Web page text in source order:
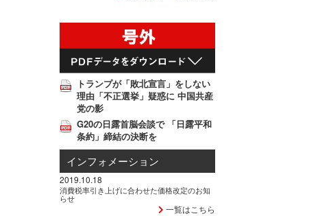
トランプが「敗北宣言」をしない
理由「不正選挙」疑惑に 中国共産
党の影
G20の日露首脳会談で 「日露平和
条約」締結の決断を
インフォメーション
2019.10.18
消費税率引き上げに合わせた価格改定のお知
らせ
一覧はこちら